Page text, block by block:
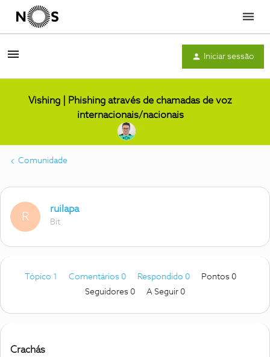
Menu
Iniciar sessão
Vishing | Phishing através de chamadas de voz
internacionais/nacionais
Comunidade
R
ruilapa
Bit
Tópico 1 Comentários 0 Respondido 0
Pontos 0
Seguidores 0 A Seguir 0
Crachás